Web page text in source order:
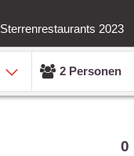
Sterrenrestaurants 2023
2 Personen
0